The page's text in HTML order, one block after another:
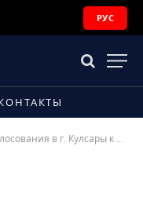
РУС
в г. Кулсары к 6 октября